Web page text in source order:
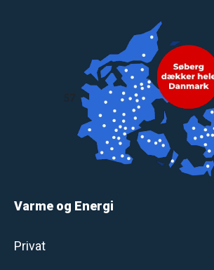
57
Varme og Energi
Privat